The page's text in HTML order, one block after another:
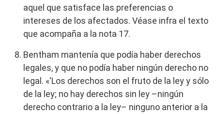
aquel que satisface las preferencias o
intereses de los afectados. Véase infra el texto
que acompaña a la nota 17.
Bentham mantenía que podía haber derechos
legales, y que no podía haber ningún derecho no
legal. «‘Los derechos son el fruto de la ley y sólo
de la ley; no hay derechos sin ley –ningún
derecho contrario a la ley– ninguno anterior a la